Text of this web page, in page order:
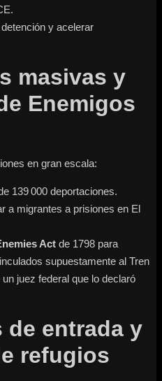
y acelerar
masivas y
Enemigos
en gran escala:
139 000 deportaciones.
a migrantes a prisiones en El
Act de 1798 para
supuestamente al Tren
juez federal que lo declaró
de entrada y
refugios